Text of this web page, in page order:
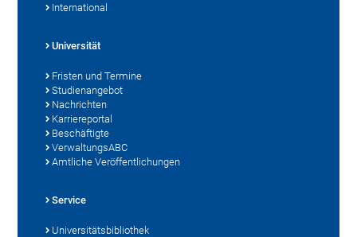
International
Universität
Fristen und Termine
Studienangebot
Nachrichten
Karriereportal
Beschäftigte
VerwaltungsABC
Amtliche Veröffentlichungen
Service
Universitätsbibliothek